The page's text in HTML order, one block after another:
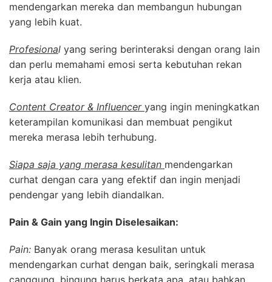
mendengarkan mereka dan membangun hubungan
yang lebih kuat.
Profesional yang sering berinteraksi dengan orang lain
dan perlu memahami emosi serta kebutuhan rekan
kerja atau klien.
Content Creator & Influencer yang ingin meningkatkan
keterampilan komunikasi dan membuat pengikut
mereka merasa lebih terhubung.
Siapa saja yang merasa kesulitan mendengarkan
curhat dengan cara yang efektif dan ingin menjadi
pendengar yang lebih diandalkan.
Pain & Gain yang Ingin Diselesaikan:
Pain: Banyak orang merasa kesulitan untuk
mendengarkan curhat dengan baik, seringkali merasa